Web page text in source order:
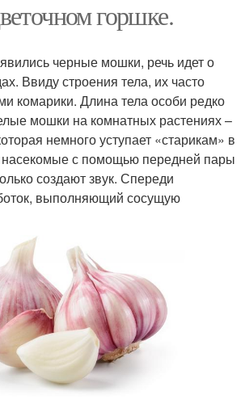
горшке.
черные мошки, речь идет о
Ввиду строения тела, их часто
комарики. Длина тела особи редко
мошки на комнатных растениях –
немного уступает «старикам» в
насекомые с помощью передней пары
создают звук. Спереди
выполняющий сосущую